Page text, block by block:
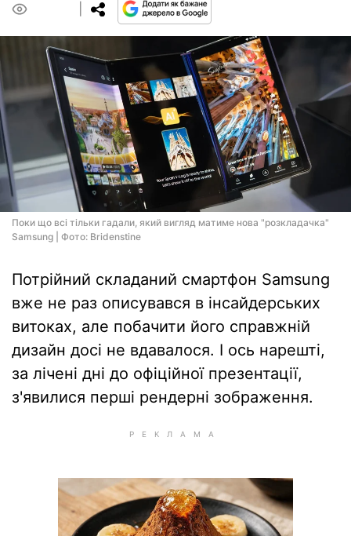
Поки що всі тільки гадали, який вигляд матиме нова "розкладачка"
Samsung | Фото: Bridenstine
Потрійний складаний смартфон Samsung
вже не раз описувався в інсайдерських
витоках, але побачити його справжній
дизайн досі не вдавалося. І ось нарешті,
за лічені дні до офіційної презентації,
з'явилися перші рендерні зображення.